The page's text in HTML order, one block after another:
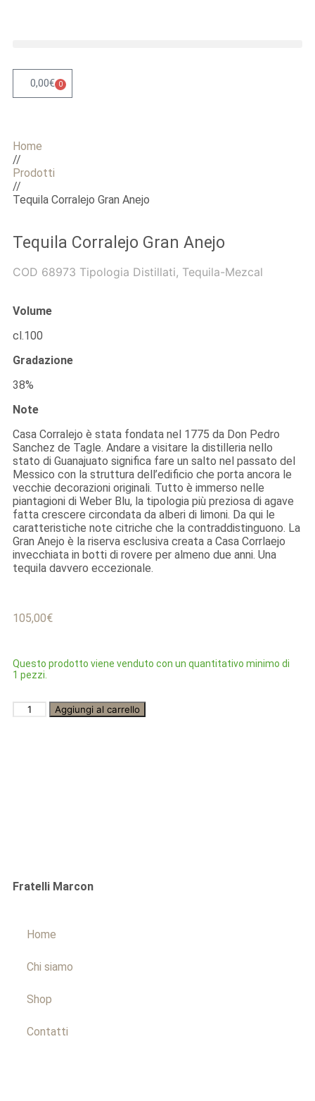
0,00€ 0
Home
//
Prodotti
//
Tequila Corralejo Gran Anejo
Tequila Corralejo Gran Anejo
COD 68973 Tipologia Distillati, Tequila-Mezcal
Volume
cl.100
Gradazione
38%
Note
Casa Corralejo è stata fondata nel 1775 da Don Pedro
Sanchez de Tagle. Andare a visitare la distilleria nello
stato di Guanajuato significa fare un salto nel passato del
Messico con la struttura dell’edificio che porta ancora le
vecchie decorazioni originali. Tutto è immerso nelle
piantagioni di Weber Blu, la tipologia più preziosa di agave
fatta crescere circondata da alberi di limoni. Da qui le
caratteristiche note citriche che la contraddistinguono. La
Gran Anejo è la riserva esclusiva creata a Casa Corrlaejo
invecchiata in botti di rovere per almeno due anni. Una
tequila davvero eccezionale.
105,00€
Questo prodotto viene venduto con un quantitativo minimo di
1 pezzi.
Aggiungi al carrello
Fratelli Marcon
Home
Chi siamo
Shop
Contatti